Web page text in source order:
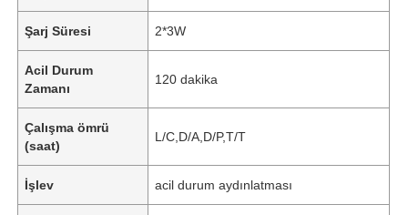
Şarj Süresi 2*3W
Acil Durum
Zamanı
120 dakika
Çalışma ömrü
(saat)
L/C,D/A,D/P,T/T
İşlev acil durum aydınlatması